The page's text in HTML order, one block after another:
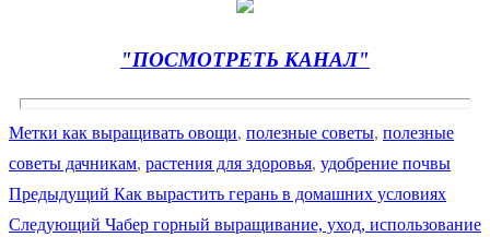
"ПОСМОТРЕТЬ КАНАЛ"
Метки как выращивать овощи, полезные советы, полезные
советы дачникам, растения для здоровья, удобрение почвы
Навигация
Предыдущий Предыдущая
запись:
Как вырастить герань в домашних условиях
Следующий Следующая
Чабер горный выращивание, уход, использование